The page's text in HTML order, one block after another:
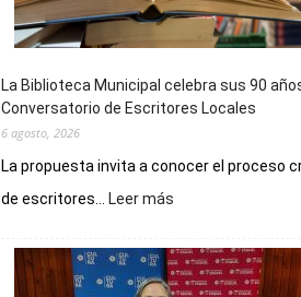
La Biblioteca Municipal celebra sus 90
Conversatorio de Escritores Locales
6 agosto, 2026
La propuesta invita a conocer el proceso
de escritores...
Leer más
Municipal
celebra